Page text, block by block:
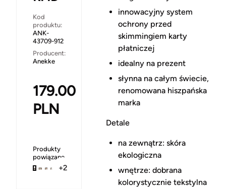
Kod
produktu:
ANK-
43709-912
Producent:
Anekke
179.00
PLN
Produkty
powiązane
+2
innowacyjny system
ochrony przed
skimmingiem karty
płatniczej
idealny na prezent
słynna na całym świecie,
renomowana hiszpańska
marka
Detale
na zewnątrz: skóra
ekologiczna
wnętrze: dobrana
kolorystycznie tekstylna